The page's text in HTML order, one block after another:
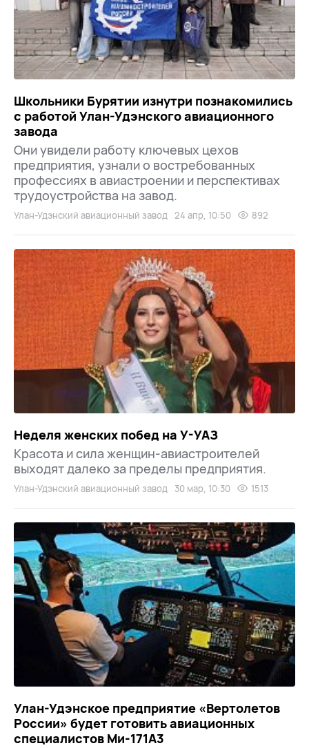
Школьники Бурятии изнутри познакомились
с работой Улан-Удэнского авиационного
завода
Они увидели работу ключевых цехов
предприятия, узнали о востребованных
профессиях в авиастроении и перспективах
трудоустройства на завод.
Улан-Удэнский авиационный завод 24 апр, 10:50 892
Неделя женских побед на У-УАЗ
Красота и сила женщин-авиастроителей
выходят далеко за пределы предприятия.
Улан-Удэнский авиационный завод 30 мар, 10:30 1513
Улан-Удэнское предприятие «Вертолетов
России» будет готовить авиационных
специалистов Ми-171А3